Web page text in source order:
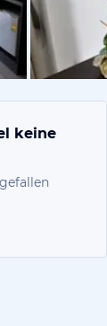
vom
keine